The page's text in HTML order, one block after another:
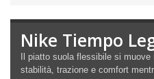
Nike Tiempo
Il piatto suola flessibile si
stabilità, trazione e comfort